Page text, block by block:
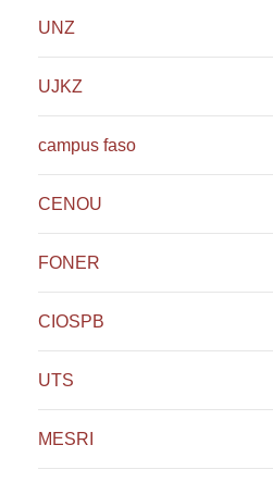
UNZ
UJKZ
campus faso
CENOU
FONER
CIOSPB
UTS
MESRI